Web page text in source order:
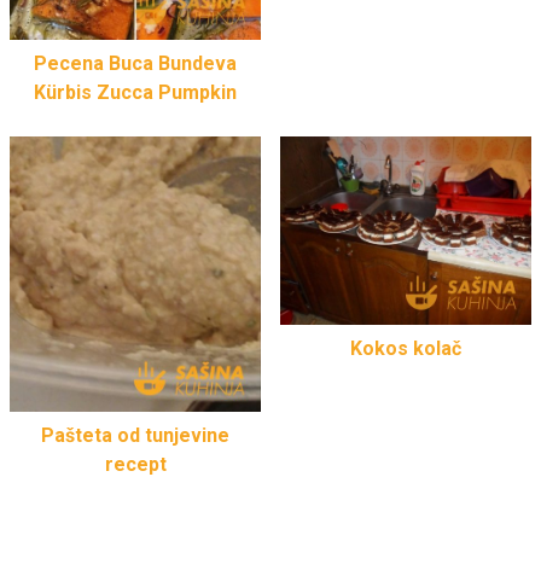
Pecena Buca Bundeva
Kürbis Zucca Pumpkin
Pašteta od tunjevine
recept
Kokos kolač